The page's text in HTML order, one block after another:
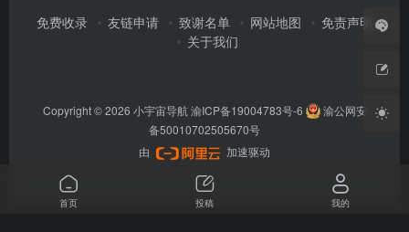
免费收录 友链申请 致谢名单 网站地图
免责声明
关于我们
Copyright © 2026 小宇宙导航 渝ICP备19004783号-6
渝公网安
备50010702505670号
由
加速驱动
首页 投稿 我的